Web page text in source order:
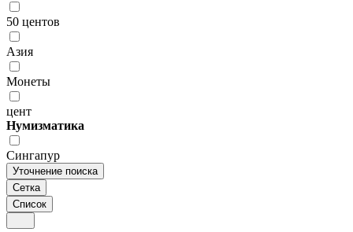
50 центов
Азия
Монеты
цент
Нумизматика
Сингапур
Уточнение поиска
Сетка
Список